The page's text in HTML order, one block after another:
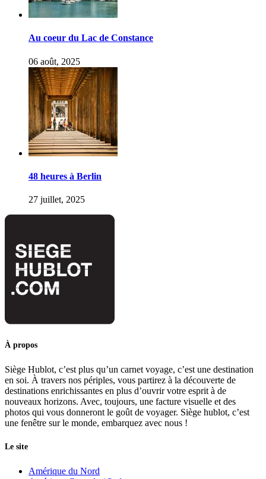
Au coeur du Lac de Constance
06 août, 2025
48 heures à Berlin
27 juillet, 2025
À propos
Siège Hublot, c’est plus qu’un carnet voyage, c’est une destination
en soi. À travers nos périples, vous partirez à la découverte de
destinations enrichissantes en plus d’ouvrir votre esprit à de
nouveaux horizons. Avec, toujours, une facture visuelle et des
photos qui vous donneront le goût de voyager. Siège hublot, c’est
une fenêtre sur le monde, embarquez avec nous !
Le site
Amérique du Nord